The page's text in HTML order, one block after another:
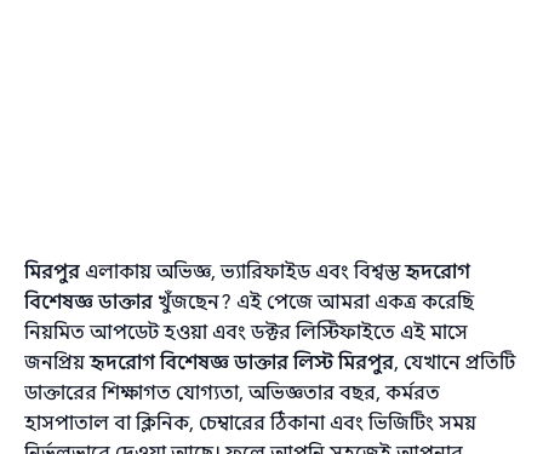
মিরপুর এলাকায় অভিজ্ঞ, ভ্যারিফাইড এবং বিশ্বস্তহৃদরোগ
বিশেষজ্ঞ ডাক্তার খুঁজছেন? এই পেজে আমরা একত্র করেছি
নিয়মিত আপডেট হওয়া এবং ডক্টর লিস্টিফাইতে এই মাসে
জনপ্রিয়হৃদরোগ বিশেষজ্ঞ ডাক্তার লিস্ট মিরপুর, যেখানে প্রতিটি
ডাক্তারের শিক্ষাগত যোগ্যতা, অভিজ্ঞতার বছর, কর্মরত
হাসপাতাল বা ক্লিনিক, চেম্বারের ঠিকানা এবং ভিজিটিং সময়